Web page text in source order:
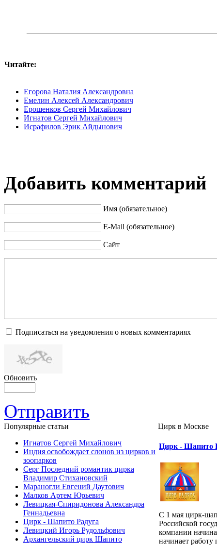
Читайте:
Егорова Наталия Александровна
Емелин Алексей Александрович
Ерошенков Сергей Михайлович
Игнатов Сергей Михайлович
Исрафилов Эрик Айдынович
Добавить комментарий
Имя (обязательное)
E-Mail (обязательное)
Сайт
Подписаться на уведомления о новых комментариях
Обновить
Отправить
Популярные cтатьи
Игнатов Сергей Михайлович
Индия освобождает слонов из цирков и
зоопарков
Серг Последний романтик цирка
Владимир Стихановский
Мараногли Евгений Даутович
Малков Артем Юрьевич
Левицкая-Спиридонова Александра
Геннадьевна
Цирк - Шапито Радуга
Левицкий Игорь Рудольфович
Архангельский цирк Шапито
Цирк в Москве
Цирк - Шапито
С 1 мая цирк-
Российской
компании
начинает работу